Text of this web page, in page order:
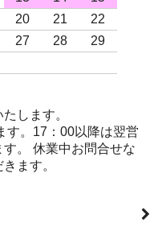
20 21
22
27 28
29
します。
す。17：00以降は翌営
。 休業中お問合せな
ます。